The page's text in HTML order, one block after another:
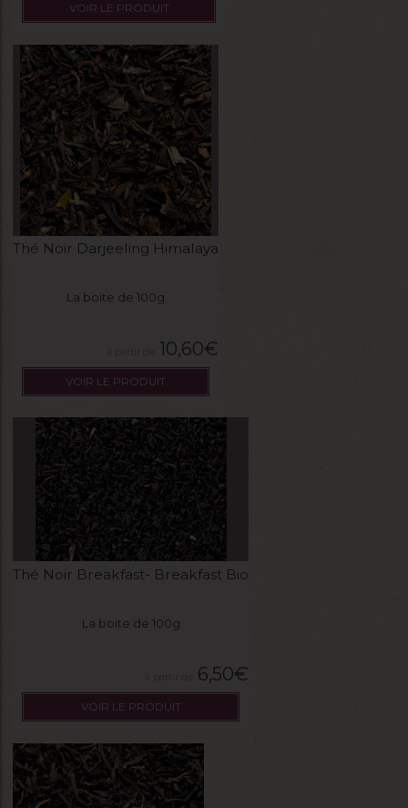
VOIR LE PRODUIT
Thé Noir Darjeeling Himalaya
La boite de 100g
10,60€
VOIR LE PRODUIT
Thé Noir Breakfast- Breakfast Bio
La boite de 100g
6,50€
VOIR LE PRODUIT